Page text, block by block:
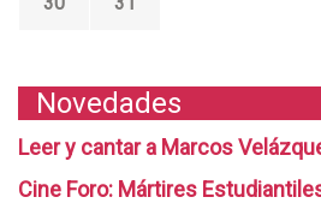
Novedades
Leer y cantar a Marcos
Cine Foro: Mártires